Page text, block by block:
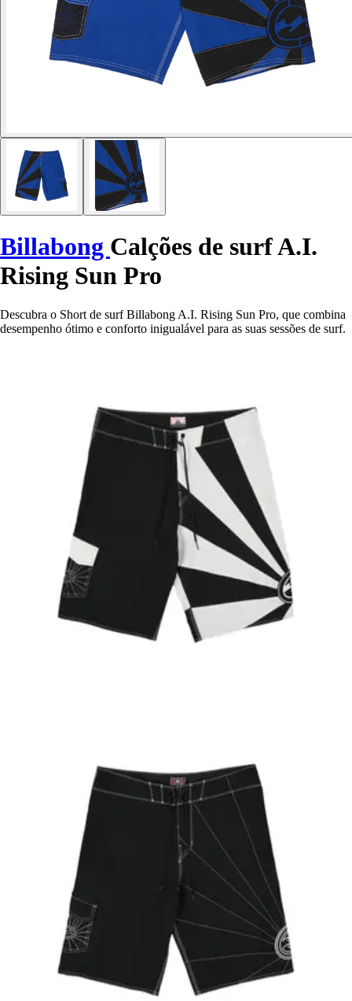
Billabong Calções de surf A.I.
Rising Sun Pro
Descubra o Short de surf Billabong A.I. Rising Sun Pro, que combina
desempenho ótimo e conforto inigualável para as suas sessões de surf.